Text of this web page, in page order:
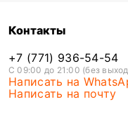
Контакты
+7 (771) 936-54-54
С 09:00 до 21:00 (без
Написать на
Написать на почту